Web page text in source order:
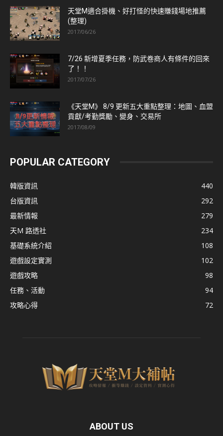
天堂M適合掛機、好打怪的快速賺錢場地推薦
(整理)
2017/06/26
7/26 新增夏季任務，防武卷商人有條件的回來
了！！
2017/07/26
《天堂M》 8/9 更新五大重點整理：地圖、血盟
貢獻/考勤獎勵、變身、交易所
2017/08/09
POPULAR CATEGORY
韓版資訊
440
台版資訊
292
最新情報
279
天M 路透社
234
基礎系統介紹
108
遊戲設定實測
102
遊戲攻略
98
任務、活動
94
攻略心得
72
ABOUT US